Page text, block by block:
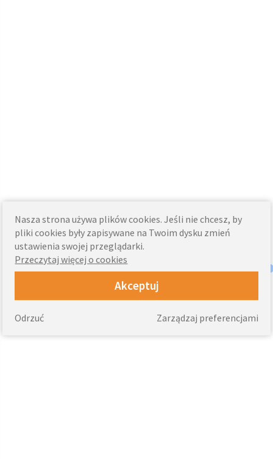
Nasza strona używa plików cookies. Jeśli nie chcesz, by
pliki cookies były zapisywane na Twoim dysku zmień
ustawienia swojej przeglądarki.
Przeczytaj więcej o cookies
Akceptuj
Zarządzaj preferencjami
Odrzuć